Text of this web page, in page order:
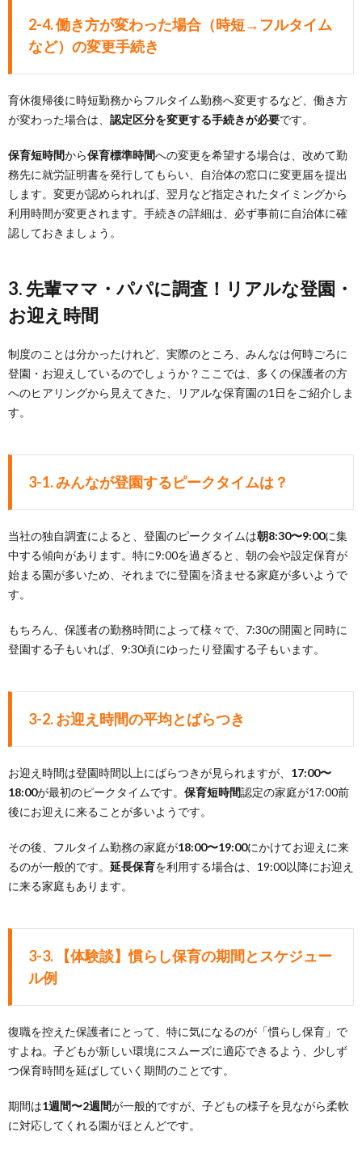
2-4. 働き方が変わった場合（時短→フルタイム
など）の変更手続き
育休復帰後に時短勤務からフルタイム勤務へ変更するなど、働き方
が変わった場合は、 認定区分を変更する手続きが必要です。
保育短時間から保育標準時間への変更を希望する場合は、改めて勤
務先に就労証明書を発行してもらい、自治体の窓口に変更届を提出
します。変更が認められれば、翌月など指定されたタイミングから
利用時間が変更されます。手続きの詳細は、必ず事前に自治体に確
認しておきましょう。
3. 先輩ママ・パパに調査！リアルな登園・
お迎え時間
制度のことは分かったけれど、実際のところ、みんなは何時ごろに
登園・お迎えしているのでしょうか？ここでは、多くの保護者の方
へのヒアリングから見えてきた、リアルな保育園の1日をご紹介しま
す。
3-1. みんなが登園するピークタイムは？
当社の独自調査によると、登園のピークタイムは朝8:30〜9:00に集
中する傾向があります。特に9:00を過ぎると、朝の会や設定保育が
始まる園が多いため、それまでに登園を済ませる家庭が多いようで
す。
もちろん、保護者の勤務時間によって様々で、7:30の開園と同時に
登園する子もいれば、9:30頃にゆったり登園する子もいます。
3-2. お迎え時間の平均とばらつき
お迎え時間は登園時間以上にばらつきが見られますが、 17:00〜
18:00が最初のピークタイムです。 保育短時間認定の家庭が17:00前
後にお迎えに来ることが多いようです。
その後、フルタイム勤務の家庭が18:00〜19:00にかけてお迎えに来
るのが一般的です。 延長保育を利用する場合は、19:00以降にお迎え
に来る家庭もあります。
3-3. 【体験談】慣らし保育の期間とスケジュー
ル例
復職を控えた保護者にとって、特に気になるのが「慣らし保育」で
すよね。子どもが新しい環境にスムーズに適応できるよう、少しず
つ保育時間を延ばしていく期間のことです。
期間は1週間〜2週間が一般的ですが、子どもの様子を見ながら柔軟
に対応してくれる園がほとんどです。